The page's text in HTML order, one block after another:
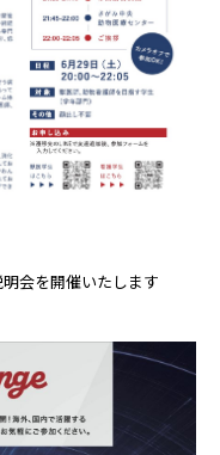
会を開催いたします